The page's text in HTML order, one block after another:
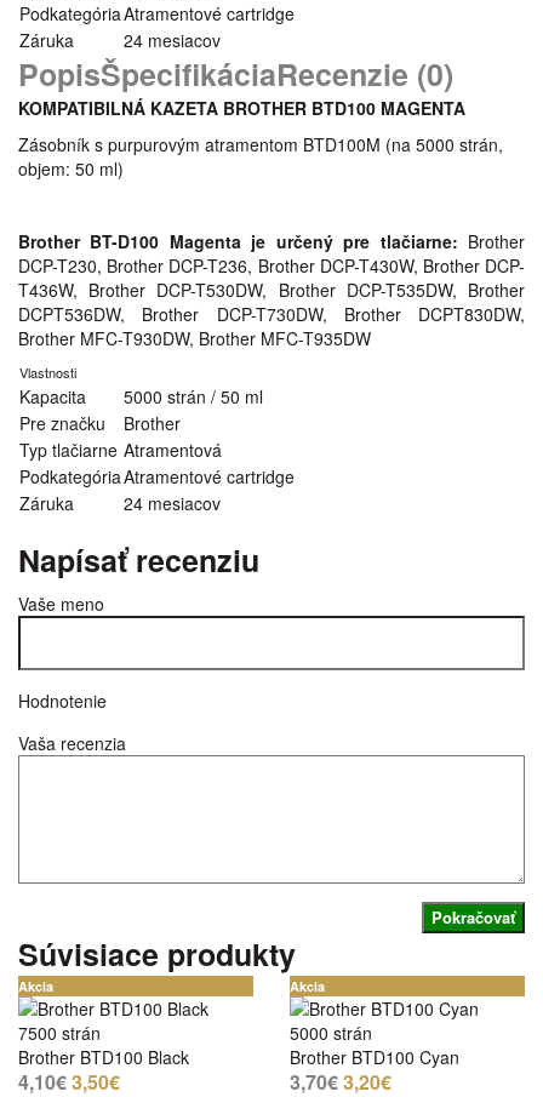
PodkategóriaAtramentové cartridge
Záruka
24 mesiacov
PopisŠpecifikáciaRecenzie (0)
KOMPATIBILNÁ KAZETA BROTHER BTD100 MAGENTA
Zásobník s purpurovým atramentom BTD100M (na 5000 strán,
objem: 50 ml)
Brother BT-D100 Magenta je určený pre tlačiarne: Brother
DCP-T230, Brother DCP-T236, Brother DCP-T430W, Brother DCP-
T436W, Brother DCP-T530DW, Brother DCP-T535DW, Brother
DCPT536DW, Brother DCP-T730DW, Brother DCPT830DW,
Brother MFC-T930DW, Brother MFC-T935DW
Vlastnosti
Kapacita
5000 strán / 50 ml
Pre značku
Brother
Typ tlačiarne Atramentová
PodkategóriaAtramentové cartridge
Záruka
24 mesiacov
Napísať recenziu
Vaše meno
Hodnotenie
Vaša recenzia
Pokračovať
Súvisiace produkty
Akcia
7500 strán
Brother BTD100 Black
4,10€3,50€
Akcia
5000 strán
Brother BTD100 Cyan
3,70€3,20€